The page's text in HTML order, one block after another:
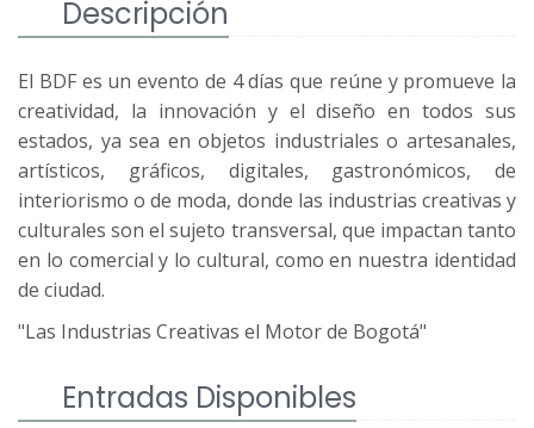
Descripción
El BDF es un evento de 4 días que reúne y promueve la
creatividad, la innovación y el diseño en todos sus
estados, ya sea en objetos industriales o artesanales,
artísticos, gráficos, digitales, gastronómicos, de
interiorismo o de moda, donde las industrias creativas y
culturales son el sujeto transversal, que impactan tanto
en lo comercial y lo cultural, como en nuestra identidad
de ciudad.
"Las Industrias Creativas el Motor de Bogotá"
Entradas Disponibles